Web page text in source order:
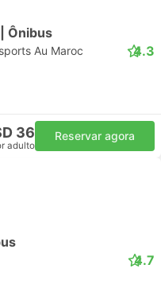
Ônibus
Au Maroc 4.3
36
adulto
Reservar agora
4.7